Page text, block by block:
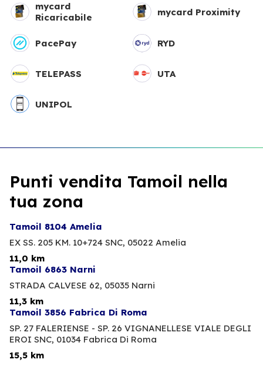
mycard
Ricaricabile
mycard Proximity
PacePay RYD
TELEPASS UTA
UNIPOL
Punti vendita Tamoil nella
tua zona
Tamoil 8104 Amelia
EX SS. 205 KM. 10+724 SNC, 05022 Amelia
11,0 km
Tamoil 6863 Narni
STRADA CALVESE 62, 05035 Narni
11,3 km
Tamoil 3856 Fabrica Di Roma
SP. 27 FALERIENSE - SP. 26 VIGNANELLESE VIALE DEGLI
EROI SNC, 01034 Fabrica Di Roma
15,5 km